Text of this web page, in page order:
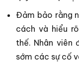
Đảm bảo rằng
cách và hiểu
thế. Nhân
sớm các sự cố